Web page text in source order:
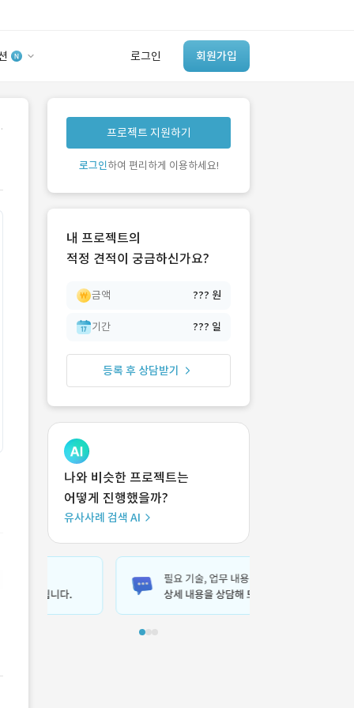
로그인 회원가입
유사사례 검색 AI
‘이런 거’ 만들어본
개발 회사 있어?
프로젝트 지원하기
로그인하여 편리하게 이용하세요!
내 프로젝트의
적정 견적이 궁금하신가요?
금액 ??? 원
기간 ??? 일
등록 후 상담받기
나와 비슷한 프로젝트는
어떻게 진행했을까?
유사사례 검색 AI